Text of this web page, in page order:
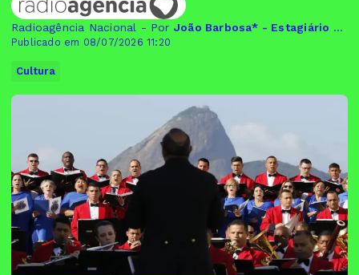
Radioagência Nacional - Por João Barbosa* - Estagiário da Rádio Nacional
Publicado em 08/07/2026 11:20
Cultura